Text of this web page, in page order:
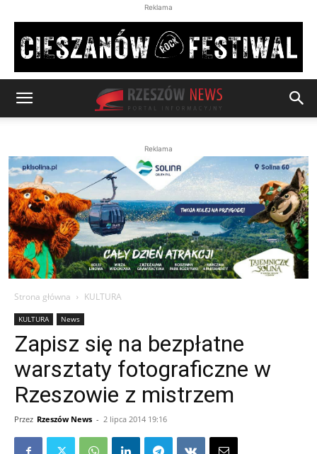
Reklama
Reklama
Strona główna KULTURA
KULTURA News
Zapisz się na bezpłatne
warsztaty fotograficzne w
Rzeszowie z mistrzem
Przez Rzeszów News - 2 lipca 2014 19:16